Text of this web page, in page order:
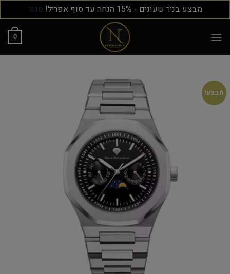
מבצע בניר שעונים - 15% הנחה עד סוף אפריל! סגור
0
מבצע!